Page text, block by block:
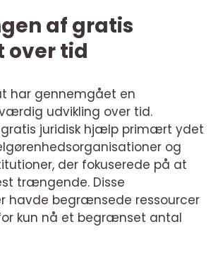
af gratis
over tid
har gennemgået en
udvikling over tid.
gratis juridisk hjælp primært ydet
og
der fokuserede på at
trængende. Disse
havde begrænsede ressourcer
kun nå et begrænset antal